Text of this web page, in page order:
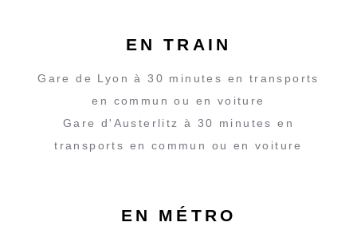
EN TRAIN
Gare de Lyon à 30 minutes en transports
en commun ou en voiture
Gare d'Austerlitz à 30 minutes en
transports en commun ou en voiture
EN MÉTRO